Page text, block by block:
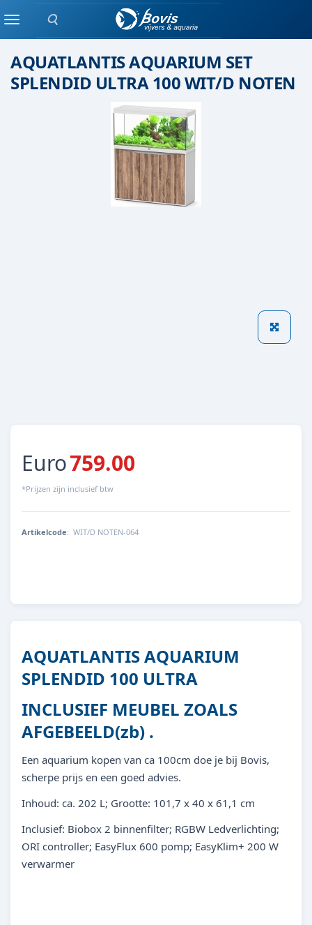
Zoeken
MenuAquatlantis
AQUATLANTIS AQUARIUM SET
SPLENDID ULTRA 100 WIT/D NOTEN
Euro759.00
*Prijzen zijn inclusief btw
Artikelcode: WIT/D NOTEN-064
AQUATLANTIS AQUARIUM
SPLENDID 100 ULTRA
INCLUSIEF MEUBEL ZOALS
AFGEBEELD(zb) .
Een aquarium kopen van ca 100cm doe je bij Bovis,
scherpe prijs en een goed advies.
Inhoud: ca. 202 L; Grootte: 101,7 x 40 x 61,1 cm
Inclusief: Biobox 2 binnenfilter; RGBW Ledverlichting;
ORI controller; EasyFlux 600 pomp; EasyKlim+ 200 W
verwarmer